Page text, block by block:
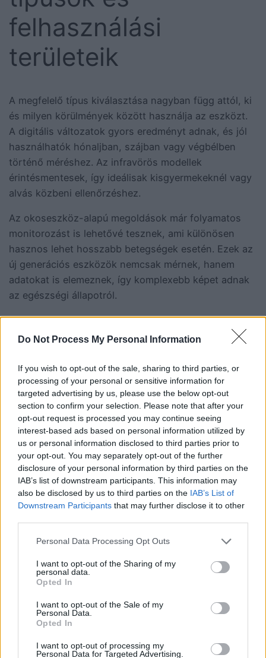
Do Not Process My Personal Information
If you wish to opt-out of the sale, sharing to third parties, or
processing of your personal or sensitive information for
targeted advertising by us, please use the below opt-out
section to confirm your selection. Please note that after your
opt-out request is processed you may continue seeing
interest-based ads based on personal information utilized by
us or personal information disclosed to third parties prior to
your opt-out. You may separately opt-out of the further
disclosure of your personal information by third parties on the
IAB’s list of downstream participants. This information may
also be disclosed by us to third parties on the IAB’s List of
Downstream Participants that may further disclose it to other
Personal Data Processing Opt Outs
I want to opt-out of the Sharing of my
personal data.
Opted In
I want to opt-out of the Sale of my
Personal Data.
Opted In
I want to opt-out of processing my
Personal Data for Targeted Advertising.
felhasználási
területeik
A megfelelő típus kiválasztása nagyban függ attól, ki
és milyen körülmények között használja az eszközt.
A digitális változatok gyors eredményt adnak, és jól
használhatók hónaljban, szájban vagy végbélben
történő méréshez. Az infravörös modellek
érintésmentesek, így ideálisak kisgyermekeknél vagy
alvás közbeni ellenőrzéshez.
Az okoseszköz-alapú megoldások már folyamatos
monitorozást is lehetővé tesznek, ami különösen
hasznos lehet hosszabb betegségek esetén. Ezek az
új generációs eszközök nemcsak mérnek, hanem
adatokat is elemeznek, így komplexebb képet adnak
az egészségi állapotról.
Hogyan befolyásolja
a mérés
pontosságát a
használat módja?
Hiába korszerű egy eszköz, a mérési pontosság
nagyban múlik a helyes használaton. Fontos
figyelembe venni a mérés helyét, az előző fizikai
meleg fürdő után végzett mérés torzíthatja az
eredményt.
Érdemes mindig ugyanazon a módon mérni, így az
értékek jobban összehasonlíthatók lesznek. A
rendszeresség segít abban is, hogy időben
kezdetben enyhék.